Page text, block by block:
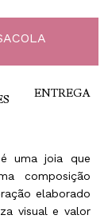
ENTREGA
uma joia que
composição
elaborado
visual e valor